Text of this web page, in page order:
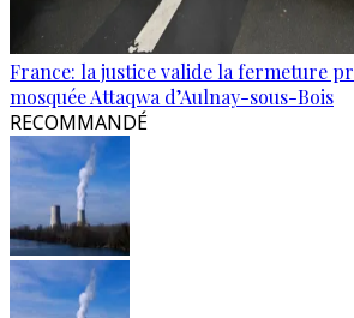
France: la justice valide la fermeture
mosquée Attaqwa d’Aulnay-sous-Bois
RECOMMANDÉ